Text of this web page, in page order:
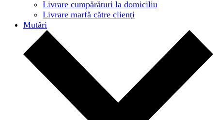
Livrare cumpărături la domiciliu
Livrare marfă către clienți
Mutări